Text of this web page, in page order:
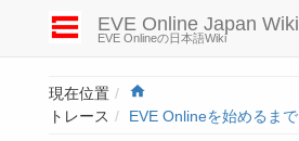
EVE Online Japan Wiki
EVE Onlineの日本語Wiki
現在位置
トレース
EVE Onlineを始めるまで